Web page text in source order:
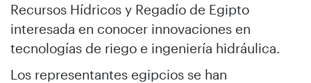
Recursos Hídricos y Regadío de Egipto
interesada en conocer innovaciones en
tecnologías de riego e ingeniería hidráulica.
Los representantes egipcios se han